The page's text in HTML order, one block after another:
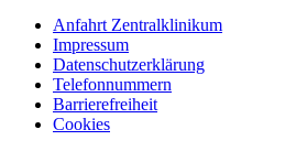
Anfahrt Zentralklinikum
Impressum
Datenschutzerklärung
Telefonnummern
Barrierefreiheit
Cookies